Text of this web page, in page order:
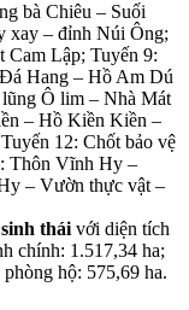
bà Chiêu – Suối
xay – đỉnh Núi Ông;
Cam Lập; Tuyến 9:
Hang – Hồ Am Dú
Ô lim – Nhà Mát
– Hồ Kiền Kiền –
12: Chốt bảo vệ
Thôn Vĩnh Hy –
– Vườn thực vật –
thái với diện tích
chính: 1.517,34 ha;
hộ: 575,69 ha.